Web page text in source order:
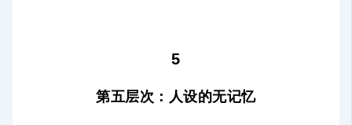
5
第五层次：人设的无记忆